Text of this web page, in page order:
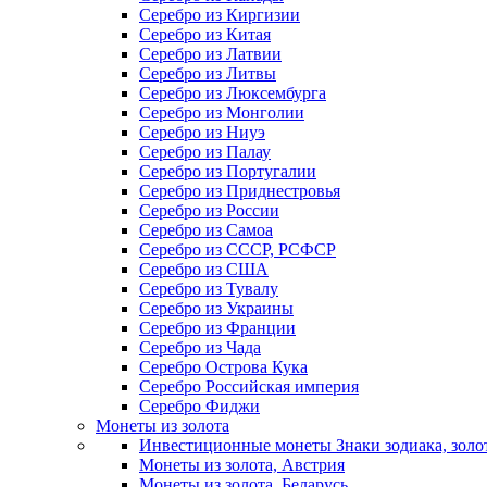
Серебро из Киргизии
Серебро из Китая
Серебро из Латвии
Серебро из Литвы
Серебро из Люксембурга
Серебро из Монголии
Серебро из Ниуэ
Серебро из Палау
Серебро из Португалии
Серебро из Приднестровья
Серебро из России
Серебро из Самоа
Серебро из СССР, РСФСР
Серебро из США
Серебро из Тувалу
Серебро из Украины
Серебро из Франции
Серебро из Чада
Серебро Острова Кука
Серебро Российская империя
Серебро Фиджи
Монеты из золота
Инвестиционные монеты Знаки зодиака,
Монеты из золота, Австрия